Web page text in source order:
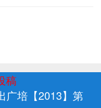
稿
广培【2013】第